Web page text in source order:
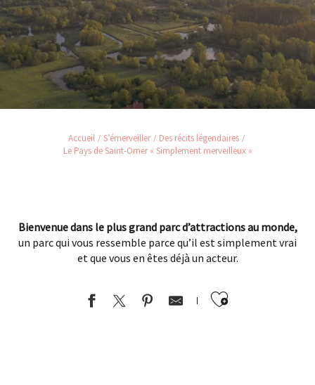
Accueil S’émerveiller
Des récits légendaires
Le Pays de Saint-Omer « Simplement merveilleux »
Bienvenue dans le plus grand parc d’attractions au monde,
un parc qui vous ressemble parce qu’il est simplement vrai
et que vous en êtes déjà un acteur.
Ajouter